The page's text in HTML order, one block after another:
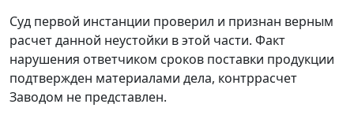
Суд первой инстанции проверил и признан верным
расчет данной неустойки в этой части. Факт
нарушения ответчиком сроков поставки продукции
подтвержден материалами дела, контррасчет
Заводом не представлен.